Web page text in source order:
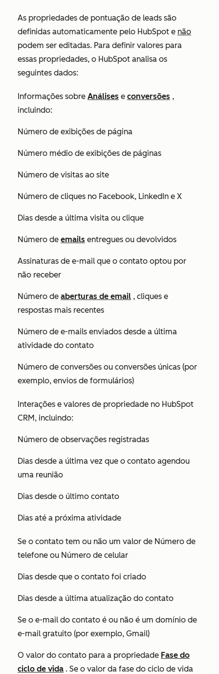
As propriedades de pontuação de leads são
definidas automaticamente pelo HubSpot e não
podem ser editadas. Para definir valores para
essas propriedades, o HubSpot analisa os
seguintes dados:
Informações sobre Análises e conversões ,
incluindo:
Número de exibições de página
Número médio de exibições de páginas
Número de visitas ao site
Número de cliques no Facebook, LinkedIn e X
Dias desde a última visita ou clique
Número de emails entregues ou devolvidos
Assinaturas de e-mail que o contato optou por
não receber
Número de aberturas de email , cliques e
respostas mais recentes
Número de e-mails enviados desde a última
atividade do contato
Número de conversões ou conversões únicas (por
exemplo, envios de formulários)
Interações e valores de propriedade no HubSpot
CRM, incluindo:
Número de observações registradas
Dias desde a última vez que o contato agendou
uma reunião
Dias desde o último contato
Dias até a próxima atividade
Se o contato tem ou não um valor de Número de
telefone ou Número de celular
Dias desde que o contato foi criado
Dias desde a última atualização do contato
Se o e-mail do contato é ou não é um domínio de
e-mail gratuito (por exemplo, Gmail)
O valor do contato para a propriedade Fase do
ciclo de vida . Se o valor da fase do ciclo de vida